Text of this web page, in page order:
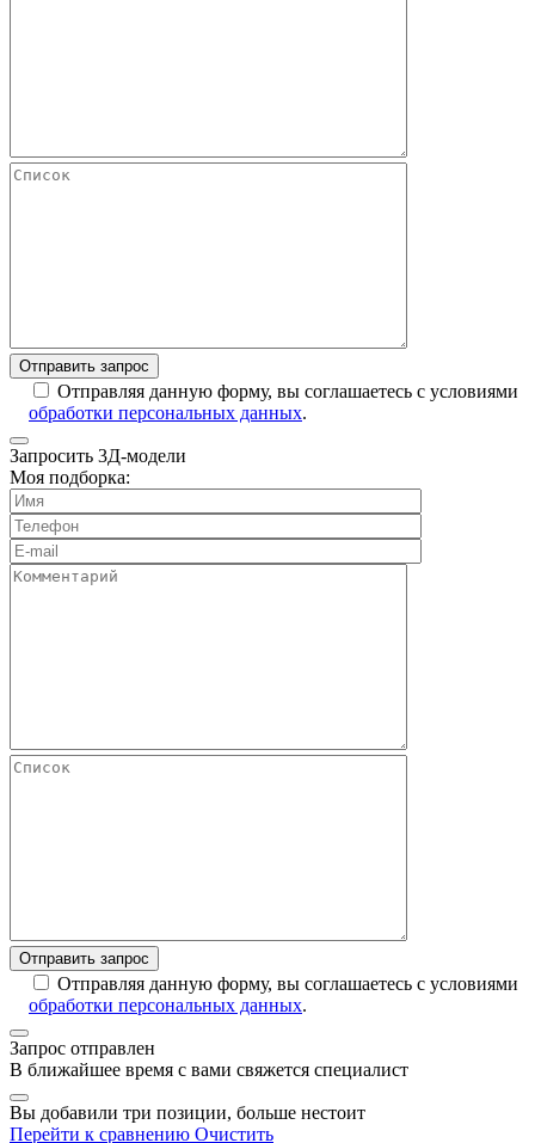
Отправляя данную форму, вы соглашаетесь с условиями
обработки персональных данных.
Запросить 3Д-модели
Моя подборка:
Отправляя данную форму, вы соглашаетесь с условиями
обработки персональных данных.
Запрос отправлен
В ближайшее время с вами свяжется специалист
Вы добавили три позиции, больше нестоит
Перейти к сравнению Очистить